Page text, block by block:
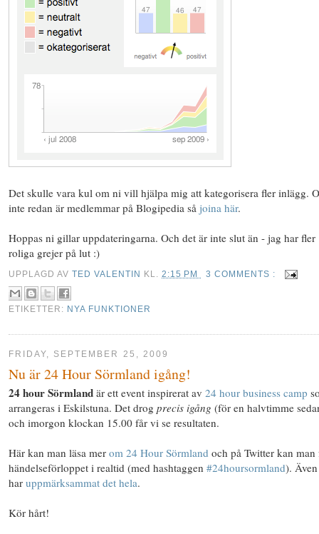
Det skulle vara kul om ni vill hjälpa mig att kategorisera fler inlägg.
inte redan är medlemmar på Blogipedia så joina här.
Hoppas ni gillar uppdateringarna. Och det är inte slut än - jag har fler
roliga grejer på lut :)
UPPLAGD AVTED VALENTIN KL.2:15 PM 3 COMMENTS :
ETIKETTER: NYA FUNKTIONER
FRIDAY, SEPTEMBER 25, 2009
Nu är 24 Hour Sörmland igång!
24 hour Sörmland är ett event inspirerat av 24 hour business camp
arrangeras i Eskilstuna. Det drog precis igång (för en halvtimme
och imorgon klockan 15.00 får vi se resultaten.
Här kan man läsa mer om 24 Hour Sörmland och på Twitter kan
händelseförloppet i realtid (med hashtaggen #24hoursormland).
har uppmärksammat det hela.
Kör hårt!